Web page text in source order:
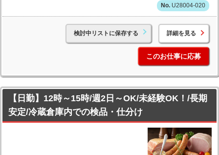
U28004-020
検討中リストに保存する 詳細を見る
このお仕事に応募
【日勤】12時～15時/週2日～OK/未経験OK！/長期
安定/冷蔵倉庫内での検品・仕分け